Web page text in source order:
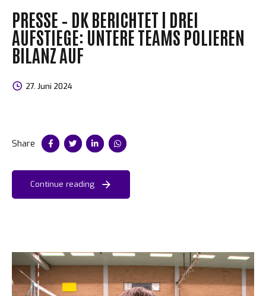
PRESSE – DK BERICHTET | DREI
AUFSTIEGE: UNTERE TEAMS POLIEREN
BILANZ AUF
27. Juni 2024
Share
Continue reading